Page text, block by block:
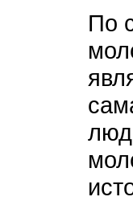
По